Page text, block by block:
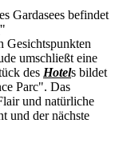
Gardasees befindet
"
Gesichtspunkten
umschließt eine
des Hotels bildet
Parc". Das
und natürliche
und der nächste